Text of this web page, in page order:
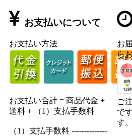
お支払いについて
お支払い方法
お支払い合計 = 商品代金 +
送料 + （1）支払手数料
（1）支払手数料 --------------
お
ら
ご
で
す。